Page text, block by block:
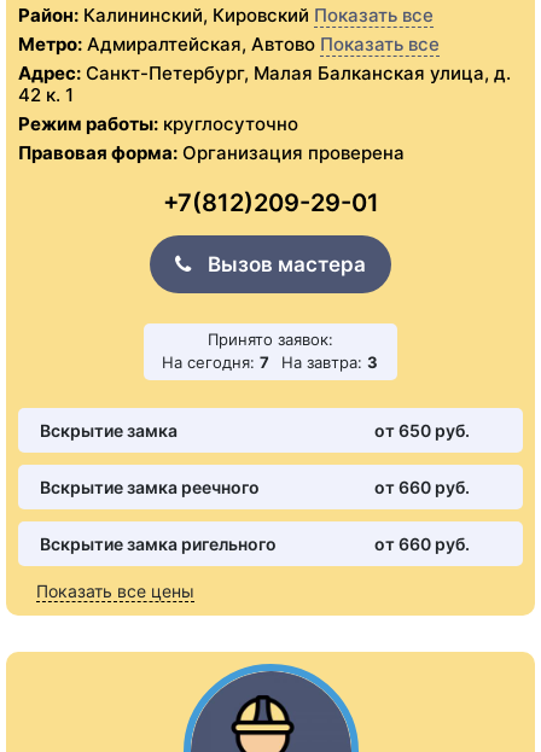
Район: Калининский, Кировский Показать все
Метро: Адмиралтейская, Автово Показать все
Адрес: Санкт-Петербург, Малая Балканская улица, д.
42 к. 1
Режим работы: круглосуточно
Правовая форма: Организация проверена
+7(812)209-29-01
Вызов мастера
Принято заявок:
На сегодня: 7 На завтра: 3
Вскрытие замка от 650 pуб.
Вскрытие замка реечного от 660 pуб.
Вскрытие замка ригельного от 660 pуб.
Показать все цены